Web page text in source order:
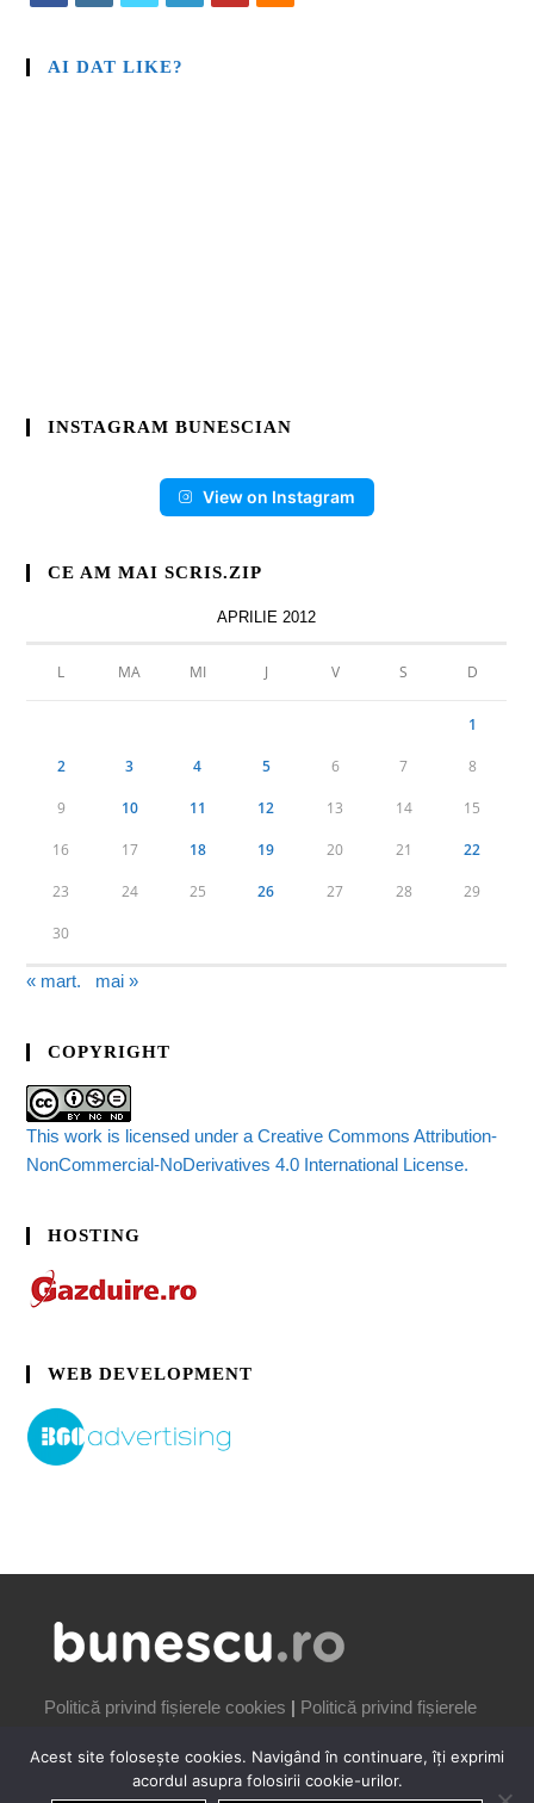
AI DAT LIKE?
INSTAGRAM BUNESCIAN
View on Instagram
CE AM MAI SCRIS.ZIP
APRILIE 2012
L MA MI J V S D
1
2 3 4 5 6 7 8
9 10 11 12 13 14 15
16 17 18 19 20 21 22
23 24 25 26 27 28 29
30
« mart. mai »
COPYRIGHT
This work is licensed under a Creative Commons Attribution-
NonCommercial-NoDerivatives 4.0 International License.
HOSTING
WEB DEVELOPMENT
Politică privind fișierele cookies | Politică privind fișierele
Acest site folosește cookies. Navigând în continuare, îți exprimi
acordul asupra folosirii cookie-urilor.